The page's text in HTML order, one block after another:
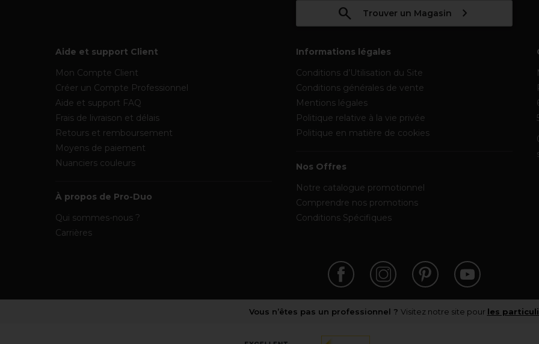
Trouver un Magasin
Aide et support Client
Mon Compte Client
Créer un Compte Professionnel
Aide et support FAQ
Frais de livraison et délais
Retours et remboursement
Moyens de paiement
Nuanciers couleurs
À propos de Pro-Duo
Qui sommes-nous ?
Carrières
Informations légales
Conditions d’Utilisation du Site
Conditions générales de vente
Mentions légales
Politique relative à la vie privée
Politique en matière de cookies
Nos Offres
Notre catalogue promotionnel
Comprendre nos promotions
Conditions Spécifiques
Vous n’êtes pas un professionnel ? Visitez notre site pour les